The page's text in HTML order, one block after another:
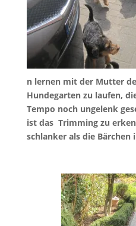
n lernen mit der Mutter
Hundegarten zu laufen,
Tempo noch ungelenk
ist das Trimming zu
schlanker als die Bärchen